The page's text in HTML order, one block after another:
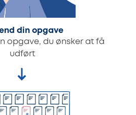
din opgave
opgave, du ønsker at få
udført